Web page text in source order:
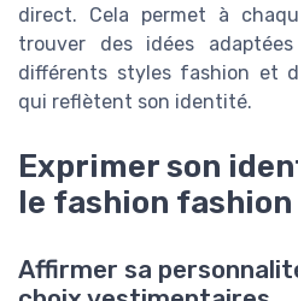
direct. Cela permet à
trouver des idées
différents styles fashion et
qui reflètent son identité.
Exprimer son
le fashion
Affirmer sa